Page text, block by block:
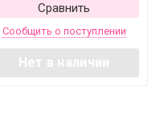
Сравнить
Сообщить о поступлении
Нет в наличии